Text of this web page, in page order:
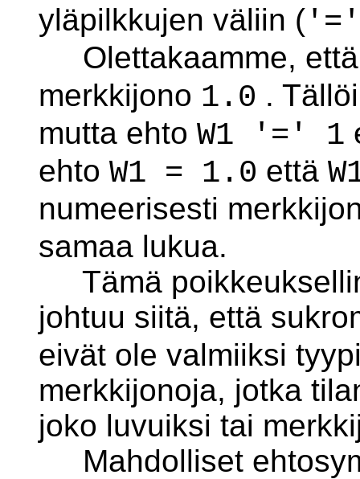
yläpilkkujen väliin ( '='
Olettakaamme,
merkkijono 1.0 .
mutta ehto W1 '=' 1
ehto W1 = 1.0 että
numeerisesti
samaa lukua.
Tämä
johtuu siitä, että
eivät ole valmiiksi
merkkijonoja, jotka
joko luvuiksi tai
Mahdolliset